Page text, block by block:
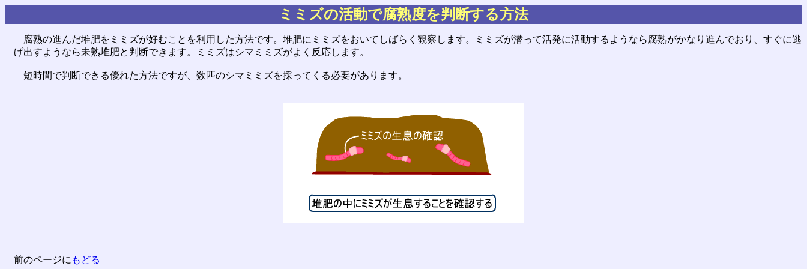
ミミズの活動で腐熟度を判断する方法
腐熟の進んだ堆肥をミミズが好むことを利用した方法です。堆肥にミミズをおいてしばらく観察します。ミミズが潜って活発に活動するようなら腐熟がかなり進んでおり、すぐに逃
げ出すようなら未熟堆肥と判断できます。ミミズはシマミミズがよく反応します。
短時間で判断できる優れた方法ですが、数匹のシマミミズを採ってくる必要があります。
前のページに もどる